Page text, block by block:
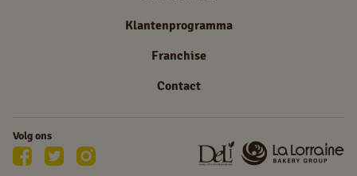
Volg ons
Klantenprogramma
Franchise
Contact